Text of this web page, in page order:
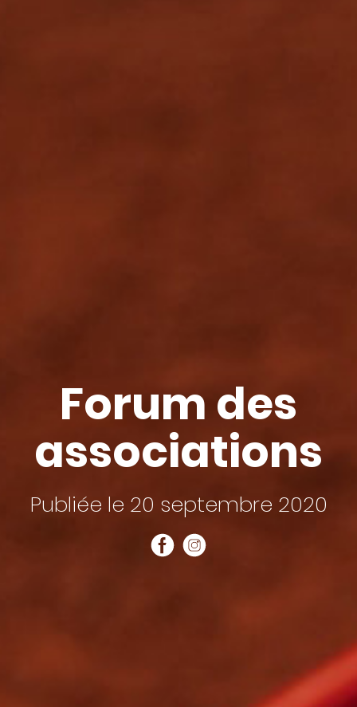
Forum des
associations
Publiée le 20 septembre 2020